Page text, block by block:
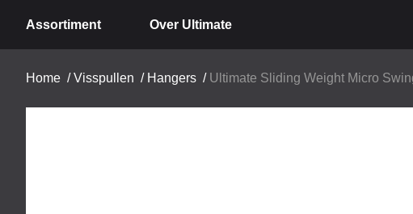
Assortiment Over Ultimate
Home /Visspullen / Hangers / Ultimate Sliding Weight Micro